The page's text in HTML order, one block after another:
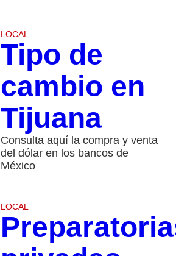
LOCAL
Tipo de
cambio en
Tijuana
Consulta aquí la compra y venta
del dólar en los bancos de
México
LOCAL